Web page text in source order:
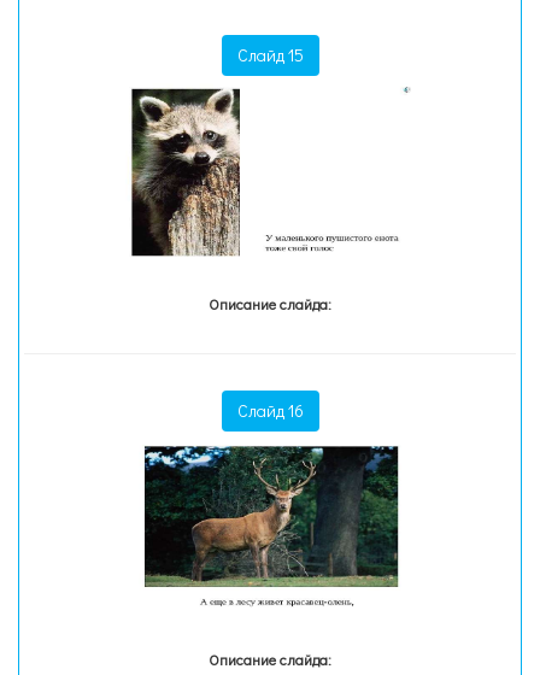
Слайд 15
Описание слайда:
Слайд 16
Описание слайда: